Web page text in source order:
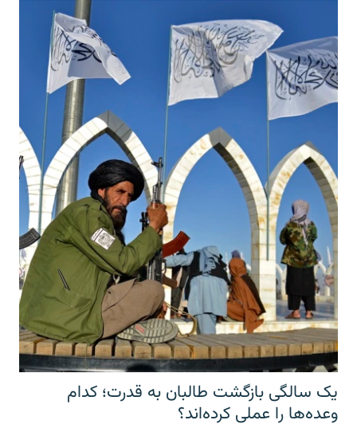
یک سالگی بازگشت طالبان به قدرت؛ کدام
وعده‌ها را عملی کرده‌اند؟